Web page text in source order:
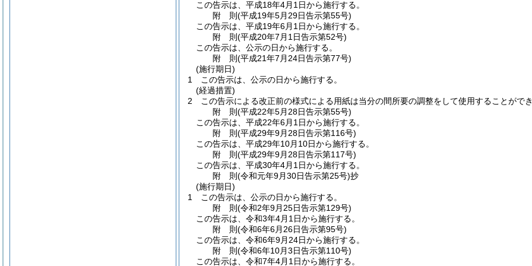
この告示は、平成18年4月1日から施行する。
附 則(平成19年5月29日告示第55号)
この告示は、平成19年6月1日から施行する。
附 則(平成20年7月1日告示第52号)
この告示は、公示の日から施行する。
附 則(平成21年7月24日告示第77号)
(施行期日)
1
この告示は、公示の日から施行する。
(経過措置)
2
この告示による改正前の様式による用紙は当分の間所要の調整をして使用することがで
附 則(平成22年5月28日告示第55号)
この告示は、平成22年6月1日から施行する。
附 則(平成29年9月28日告示第116号)
この告示は、平成29年10月10日から施行する。
附 則(平成29年9月28日告示第117号)
この告示は、平成30年4月1日から施行する。
附 則(令和元年9月30日告示第25号)抄
(施行期日)
1
この告示は、公示の日から施行する。
附 則(令和2年9月25日告示第129号)
この告示は、令和3年4月1日から施行する。
附 則(令和6年6月26日告示第95号)
この告示は、令和6年9月24日から施行する。
附 則(令和6年10月3日告示第110号)
この告示は、令和7年4月1日から施行する。